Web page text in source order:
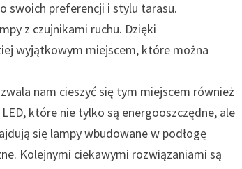
swoich preferencji i stylu tarasu.
z czujnikami ruchu. Dzięki
wyjątkowym miejscem, które można
nam cieszyć się tym miejscem również
które nie tylko są energooszczędne, ale
się lampy wbudowane w podłogę
Kolejnymi ciekawymi rozwiązaniami są